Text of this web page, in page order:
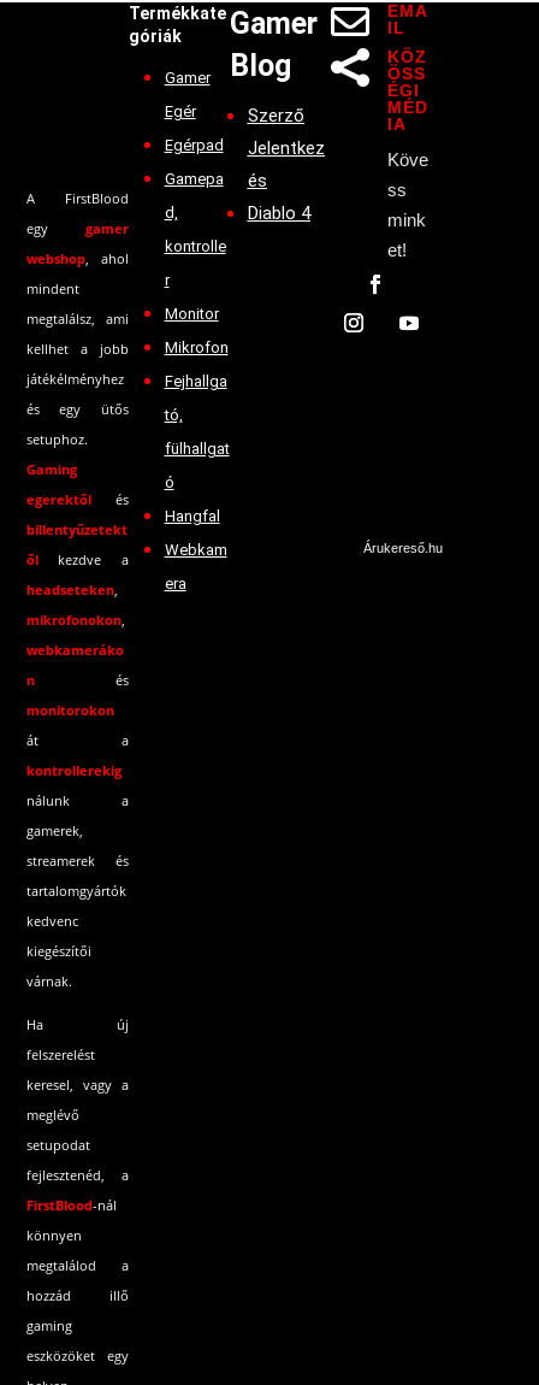
A FirstBlood
egy gamer
webshop, ahol
mindent
megtalálsz, ami
kellhet a jobb
játékélményhez
és egy ütős
setuphoz.
Gaming
egerektől és
billentyűzetekt
ől kezdve a
headseteken,
mikrofonokon,
webkameráko
n és
monitorokon
át a
kontrollerekig
nálunk a
gamerek,
streamerek és
tartalomgyártók
kedvenc
kiegészítői
várnak.
Ha új
felszerelést
keresel, vagy a
meglévő
setupodat
fejlesztenéd, a
FirstBlood-nál
könnyen
megtalálod a
hozzád illő
gaming
eszközöket egy
Termékkate
góriák
Gamer
Egér
Egérpad
Gamepa
d,
kontrolle
r
Monitor
Mikrofon
Fejhallga
tó,
fülhallgat
ó
Hangfal
Webkam
era
Gamer
Blog
Szerző
Jelentkez
és
Diablo 4

EMA
IL

KÖZ
ÖSS
ÉGI
MÉD
IA
Köve
ss
mink
et!
Árukereső.hu